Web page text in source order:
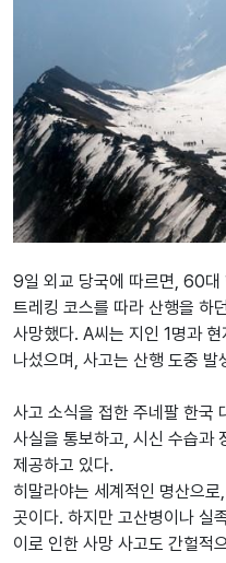
9일 외교 당국에 따르면, 60대
트레킹 코스를 따라 산행을 하
사망했다. A씨는 지인 1명과
나섰으며, 사고는 산행 도중 발
사고 소식을 접한 주네팔 한국
사실을 통보하고, 시신 수습과
제공하고 있다.
히말라야는 세계적인 명산으
곳이다. 하지만 고산병이나 실
이로 인한 사망 사고도 간헐적